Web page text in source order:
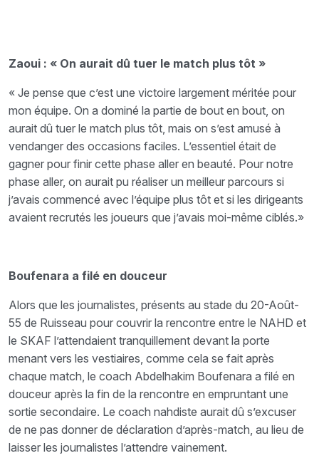
Zaoui : « On aurait dû tuer le match plus tôt »
« Je pense que c’est une victoire largement méritée pour
mon équipe. On a dominé la partie de bout en bout, on
aurait dû tuer le match plus tôt, mais on s’est amusé à
vendanger des occasions faciles. L’essentiel était de
gagner pour finir cette phase aller en beauté. Pour notre
phase aller, on aurait pu réaliser un meilleur parcours si
j’avais commencé avec l’équipe plus tôt et si les dirigeants
avaient recrutés les joueurs que j’avais moi-même ciblés.»
Boufenara a filé en douceur
Alors que les journalistes, présents au stade du 20-Août-
55 de Ruisseau pour couvrir la rencontre entre le NAHD et
le SKAF l’attendaient tranquillement devant la porte
menant vers les vestiaires, comme cela se fait après
chaque match, le coach Abdelhakim Boufenara a filé en
douceur après la fin de la rencontre en empruntant une
sortie secondaire. Le coach nahdiste aurait dû s’excuser
de ne pas donner de déclaration d’après-match, au lieu de
laisser les journalistes l’attendre vainement.